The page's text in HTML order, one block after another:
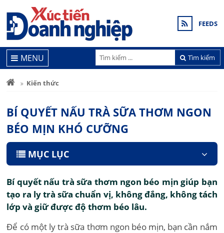
FEEDS
Tìm kiếm
MENU
Kiến thức
BÍ QUYẾT NẤU TRÀ SỮA THƠM NGON
BÉO MỊN KHÓ CƯỠNG
MỤC LỤC
Bí quyết nấu trà sữa thơm ngon béo mịn giúp bạn
tạo ra ly trà sữa chuẩn vị, không đắng, không tách
lớp và giữ được độ thơm béo lâu.
Để có một ly trà sữa thơm ngon béo mịn, bạn cần nắm